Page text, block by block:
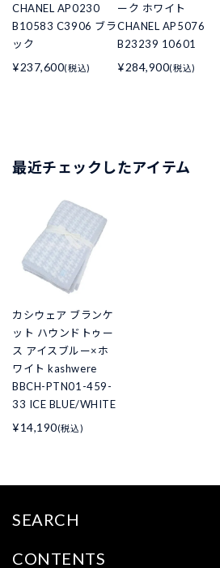
CHANEL AP0230
B10583 C3906 ブラ
ック
¥237,600(税込)
ーク ホワイト
CHANEL AP5076
B23239 10601
¥284,900(税込)
最近チェックしたアイテム
カシウェア ブランケ
ット ハウンドトゥー
ス アイスブルー×ホ
ワイト kashwere
BBCH-PTN01-459-
33 ICE BLUE/WHITE
¥14,190(税込)
SEARCH
CONTENTS